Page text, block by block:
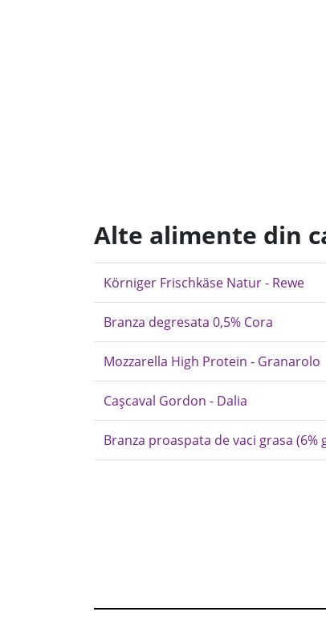
Alte alimente din
Körniger Frischkäse Natur - Rewe
Branza degresata 0,5% Cora
Mozzarella High Protein - Granarolo
Cașcaval Gordon - Dalia
Branza proaspata de vaci grasa (6%